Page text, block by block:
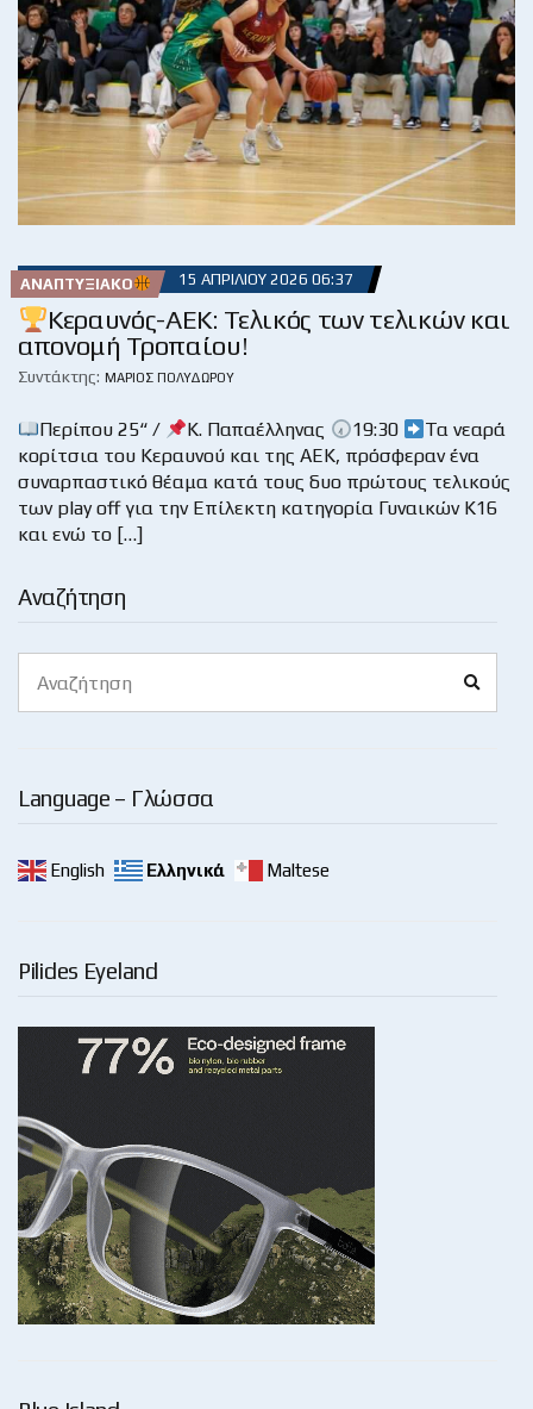
Αναζήτηση
for:
Language – Γλώσσα
English Ελληνικά Maltese
Pilides Eyeland
ΑΝΑΠΤΥΞΙΑΚΌ 15 ΑΠΡΙΛΊΟΥ 2026 06:37
Κεραυνός-ΑΕΚ: Τελικός των τελικών και
απονομή Τροπαίου!
Συντάκτης: ΜΆΡΙΟΣ ΠΟΛΥΔΏΡΟΥ
Περίπου 25“ / Κ. Παπαέλληνας 19:30
Τα νεαρά
κορίτσια του Κεραυνού και της ΑΕΚ, πρόσφεραν ένα
συναρπαστικό θέαμα κατά τους δυο πρώτους τελικούς
των play off για την Επίλεκτη κατηγορία Γυναικών Κ16
και ενώ το […]